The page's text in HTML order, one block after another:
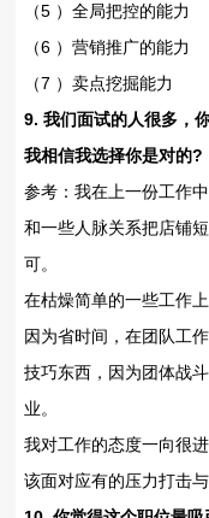
（5 ）全局把控的能力
（6 ）营销推广的能力
（7 ）卖点挖掘能力
9. 我们面试的人很多，
我相信我选择你是对的?
参考：我在上一份工作
和一些人脉关系把店铺
可。
在枯燥简单的一些工作
因为省时间，在团队工
技巧东西，因为团体战
业。
我对工作的态度一向很
该面对应有的压力打击